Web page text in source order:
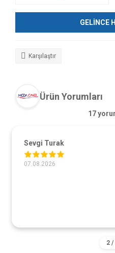
GELİNCE
Karşılaştır
Ürün Yorumları
17
Sevgi Turak
07.08.2026